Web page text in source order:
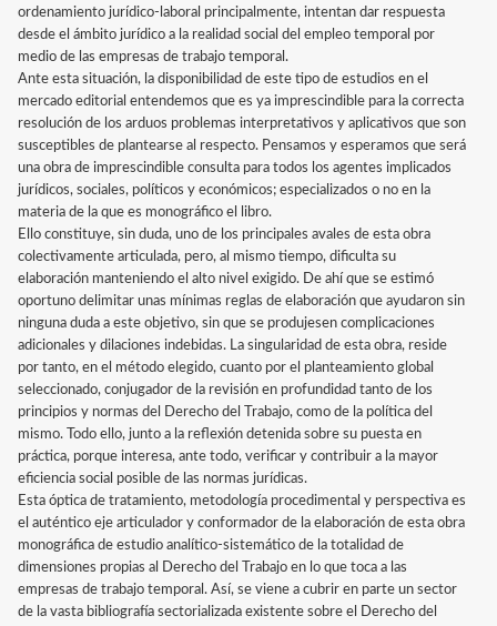
ordenamiento jurídico-laboral principalmente, intentan dar respuesta
desde el ámbito jurídico a la realidad social del empleo temporal por
medio de las empresas de trabajo temporal.
Ante esta situación, la disponibilidad de este tipo de estudios en el
mercado editorial entendemos que es ya imprescindible para la correcta
resolución de los arduos problemas interpretativos y aplicativos que son
susceptibles de plantearse al respecto. Pensamos y esperamos que será
una obra de imprescindible consulta para todos los agentes implicados
jurídicos, sociales, políticos y económicos; especializados o no en la
materia de la que es monográfico el libro.
Ello constituye, sin duda, uno de los principales avales de esta obra
colectivamente articulada, pero, al mismo tiempo, dificulta su
elaboración manteniendo el alto nivel exigido. De ahí que se estimó
oportuno delimitar unas mínimas reglas de elaboración que ayudaron sin
ninguna duda a este objetivo, sin que se produjesen complicaciones
adicionales y dilaciones indebidas. La singularidad de esta obra, reside
por tanto, en el método elegido, cuanto por el planteamiento global
seleccionado, conjugador de la revisión en profundidad tanto de los
principios y normas del Derecho del Trabajo, como de la política del
mismo. Todo ello, junto a la reflexión detenida sobre su puesta en
práctica, porque interesa, ante todo, verificar y contribuir a la mayor
eficiencia social posible de las normas jurídicas.
Esta óptica de tratamiento, metodología procedimental y perspectiva es
el auténtico eje articulador y conformador de la elaboración de esta obra
monográfica de estudio analítico-sistemático de la totalidad de
dimensiones propias al Derecho del Trabajo en lo que toca a las
empresas de trabajo temporal. Así, se viene a cubrir en parte un sector
de la vasta bibliografía sectorializada existente sobre el Derecho del